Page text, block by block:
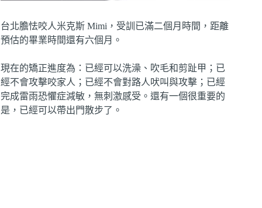
台北膽怯咬人米克斯 Mimi，受訓已滿二個月時間，距離
預估的畢業時間還有六個月。
現在的矯正進度為：已經可以洗澡、吹毛和剪趾甲；已
經不會攻擊咬家人；已經不會對路人吠叫與攻擊；已經
完成雷雨恐懼症減敏，無刺激感受。還有一個很重要的
是，已經可以帶出門散步了。